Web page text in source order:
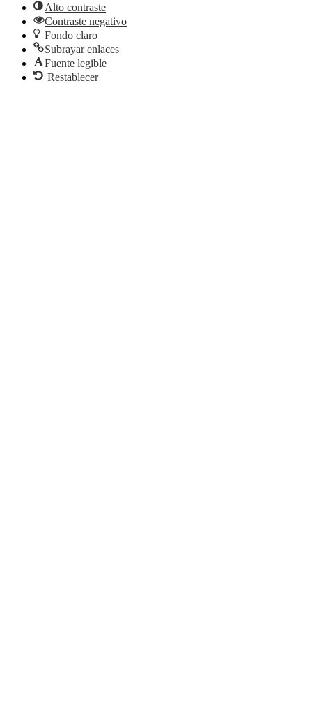
Alto contraste
Contraste negativo
Fondo claro
Subrayar enlaces
Fuente legible
Restablecer